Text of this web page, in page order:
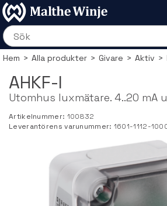
Hem>Alla produkter>Givare>Aktiv>
AHKF-I
Utomhus luxmätare. 4..20 mA
Artikelnummer: 100832
Leverantörens varunummer: 1601-1112-